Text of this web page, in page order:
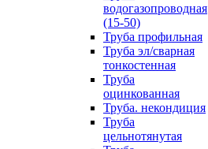
водогазопроводная
(15-50)
Труба профильная
Труба эл/сварная
тонкостенная
Труба
оцинкованная
Труба. некондиция
Труба
цельнотянутая